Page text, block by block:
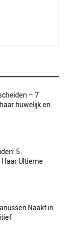
– 7
huwelijk en
5
Ultieme
Naakt in